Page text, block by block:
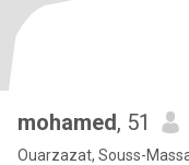
mohamed, 51
Ouarzazat, Souss-